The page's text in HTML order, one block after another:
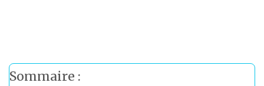
Sommaire :